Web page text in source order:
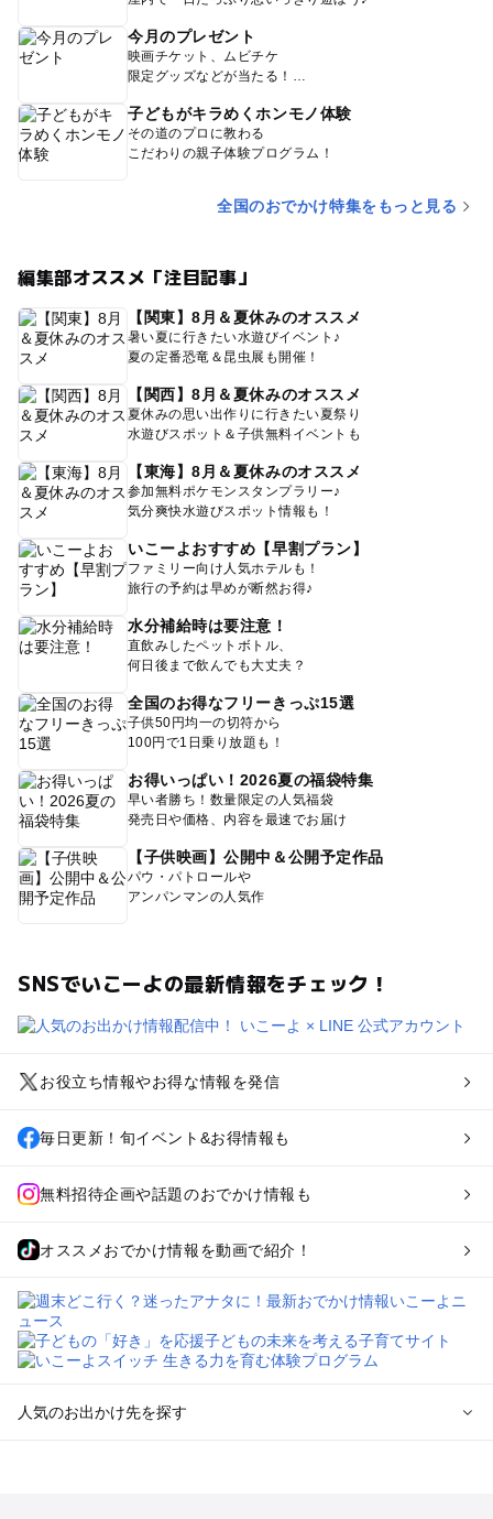
今月のプレゼント
映画チケット、ムビチケ
限定グッズなどが当たる！
子どもがキラめくホンモノ体験
その道のプロに教わる
こだわりの親子体験プログラム！
全国のおでかけ特集をもっと見る
編集部オススメ「注目記事」
【関東】8月＆夏休みのオススメ
暑い夏に行きたい水遊びイベント♪
夏の定番恐竜＆昆虫展も開催！
【関西】8月＆夏休みのオススメ
夏休みの思い出作りに行きたい夏祭り
水遊びスポット＆子供無料イベントも
【東海】8月＆夏休みのオススメ
参加無料ポケモンスタンプラリー♪
気分爽快水遊びスポット情報も！
いこーよおすすめ【早割プラン】
ファミリー向け人気ホテルも！
旅行の予約は早めが断然お得♪
水分補給時は要注意！
直飲みしたペットボトル、
何日後まで飲んでも大丈夫？
全国のお得なフリーきっぷ15選
子供50円均一の切符から
100円で1日乗り放題も！
お得いっぱい！2026夏の福袋特集
早い者勝ち！数量限定の人気福袋
発売日や価格、内容を最速でお届け
【子供映画】公開中＆公開予定作品
パウ・パトロールや
アンパンマンの人気作
SNSでいこーよの最新情報をチェック！
お役立ち情報やお得な情報を発信
毎日更新！旬イベント&お得情報も
無料招待企画や話題のおでかけ情報も
オススメおでかけ情報を動画で紹介！
人気のお出かけ先を探す